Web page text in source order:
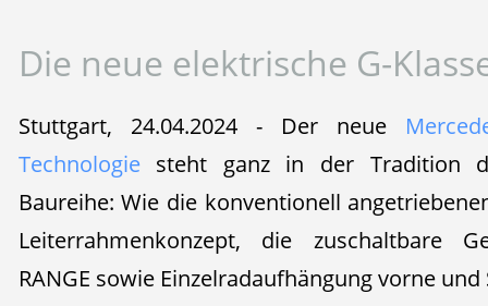
Die neue elektrische G-
Stuttgart, 24.04.2024 - Der neue
Technologiesteht ganz in der Tradition
Baureihe: Wie die konventionell
Leiterrahmenkonzept, die zuschaltbare
RANGE sowie Einzelradaufhängung vorne